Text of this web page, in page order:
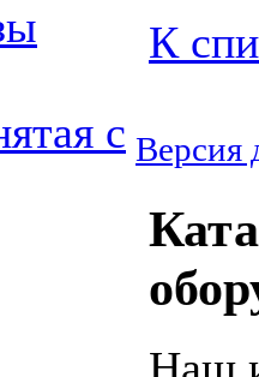
с
К
Версия